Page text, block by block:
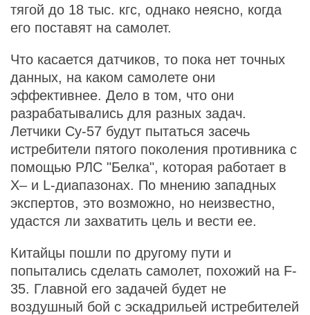
тягой до 18 тыс. кгс, однако неясно, когда
его поставят на самолет.
Что касается датчиков, то пока нет точных
данных, на каком самолете они
эффективнее. Дело в том, что они
разрабатывались для разных задач.
Летчики Су-57 будут пытаться засечь
истребители пятого поколения противника с
помощью РЛС "Белка", которая работает в
Х– и L-диапазонах. По мнению западных
экспертов, это возможно, но неизвестно,
удастся ли захватить цель и вести ее.
Китайцы пошли по другому пути и
попытались сделать самолет, похожий на F-
35. Главной его задачей будет не
воздушный бой с эскадрильей истребителей